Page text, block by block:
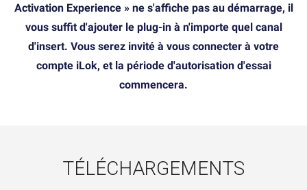
Activation Experience » ne s'affiche pas au démarrage, il
vous suffit d'ajouter le plug-in à n'importe quel canal
d'insert. Vous serez invité à vous connecter à votre
compte iLok, et la période d'autorisation d'essai
commencera.
TÉLÉCHARGEMENTS